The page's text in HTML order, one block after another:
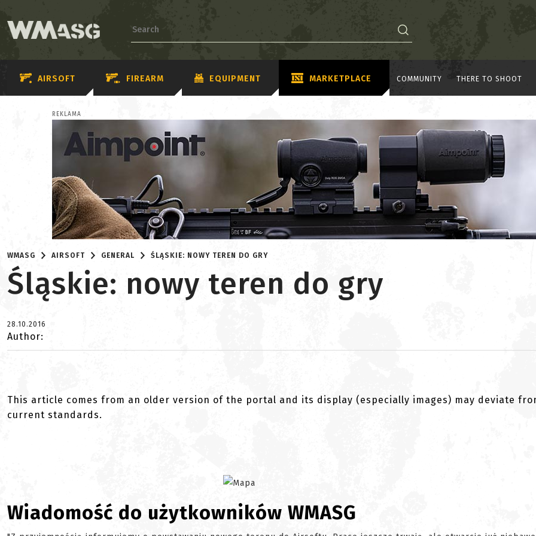
AIRSOFT FIREARM EQUIPMENT MARKETPLACE COMMUNITY THERE TO SHOOT
REKLAMA
WMASG AIRSOFT GENERAL ŚLĄSKIE: NOWY TEREN DO GRY
Śląskie: nowy teren do gry
28.10.2016
Author:
This article comes from an older version of the portal and its display (especially images) may deviate
current standards.
Wiadomość do użytkowników WMASG